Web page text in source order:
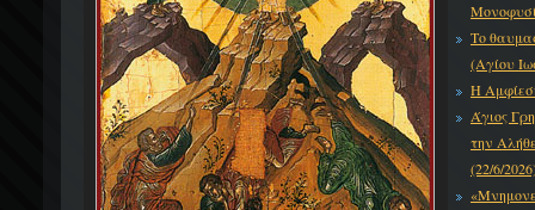
Το
(Αγίου
Η
Άγιος
την
(22/6/